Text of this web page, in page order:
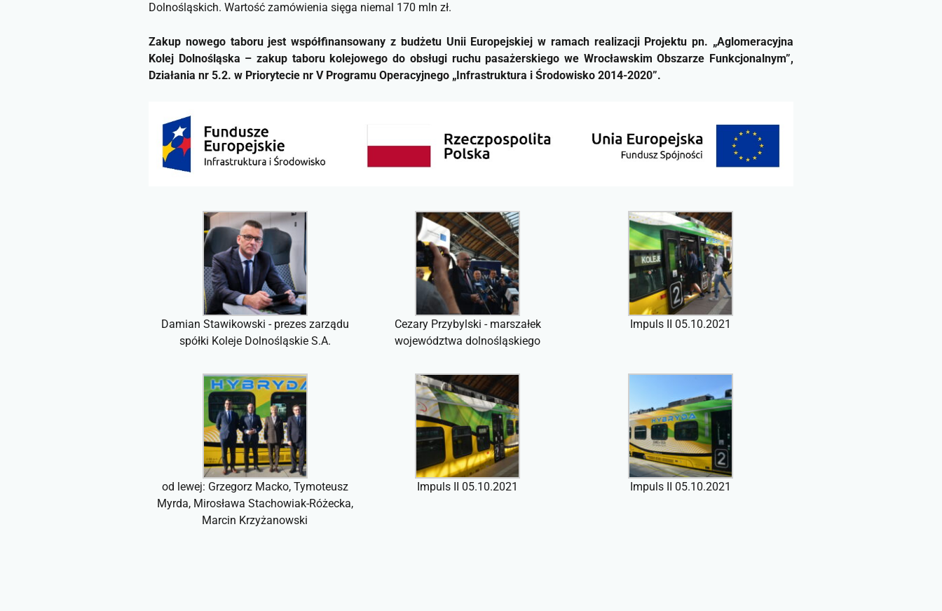
Dolnośląskich. Wartość zamówienia sięga niemal 170 mln zł.
Zakup nowego taboru jest współfinansowany z budżetu Unii Europejskiej w ramach realizacji Projektu pn. „Aglomeracyjna
Kolej Dolnośląska – zakup taboru kolejowego do obsługi ruchu pasażerskiego we Wrocławskim Obszarze Funkcjonalnym”,
Działania nr 5.2. w Priorytecie nr V Programu Operacyjnego „Infrastruktura i Środowisko 2014-2020”.
Damian Stawikowski - prezes zarządu
spółki Koleje Dolnośląskie S.A.
Cezary Przybylski - marszałek
województwa dolnośląskiego
Impuls II 05.10.2021
od lewej: Grzegorz Macko, Tymoteusz
Myrda, Mirosława Stachowiak-Różecka,
Marcin Krzyżanowski
Impuls II 05.10.2021 Impuls II 05.10.2021